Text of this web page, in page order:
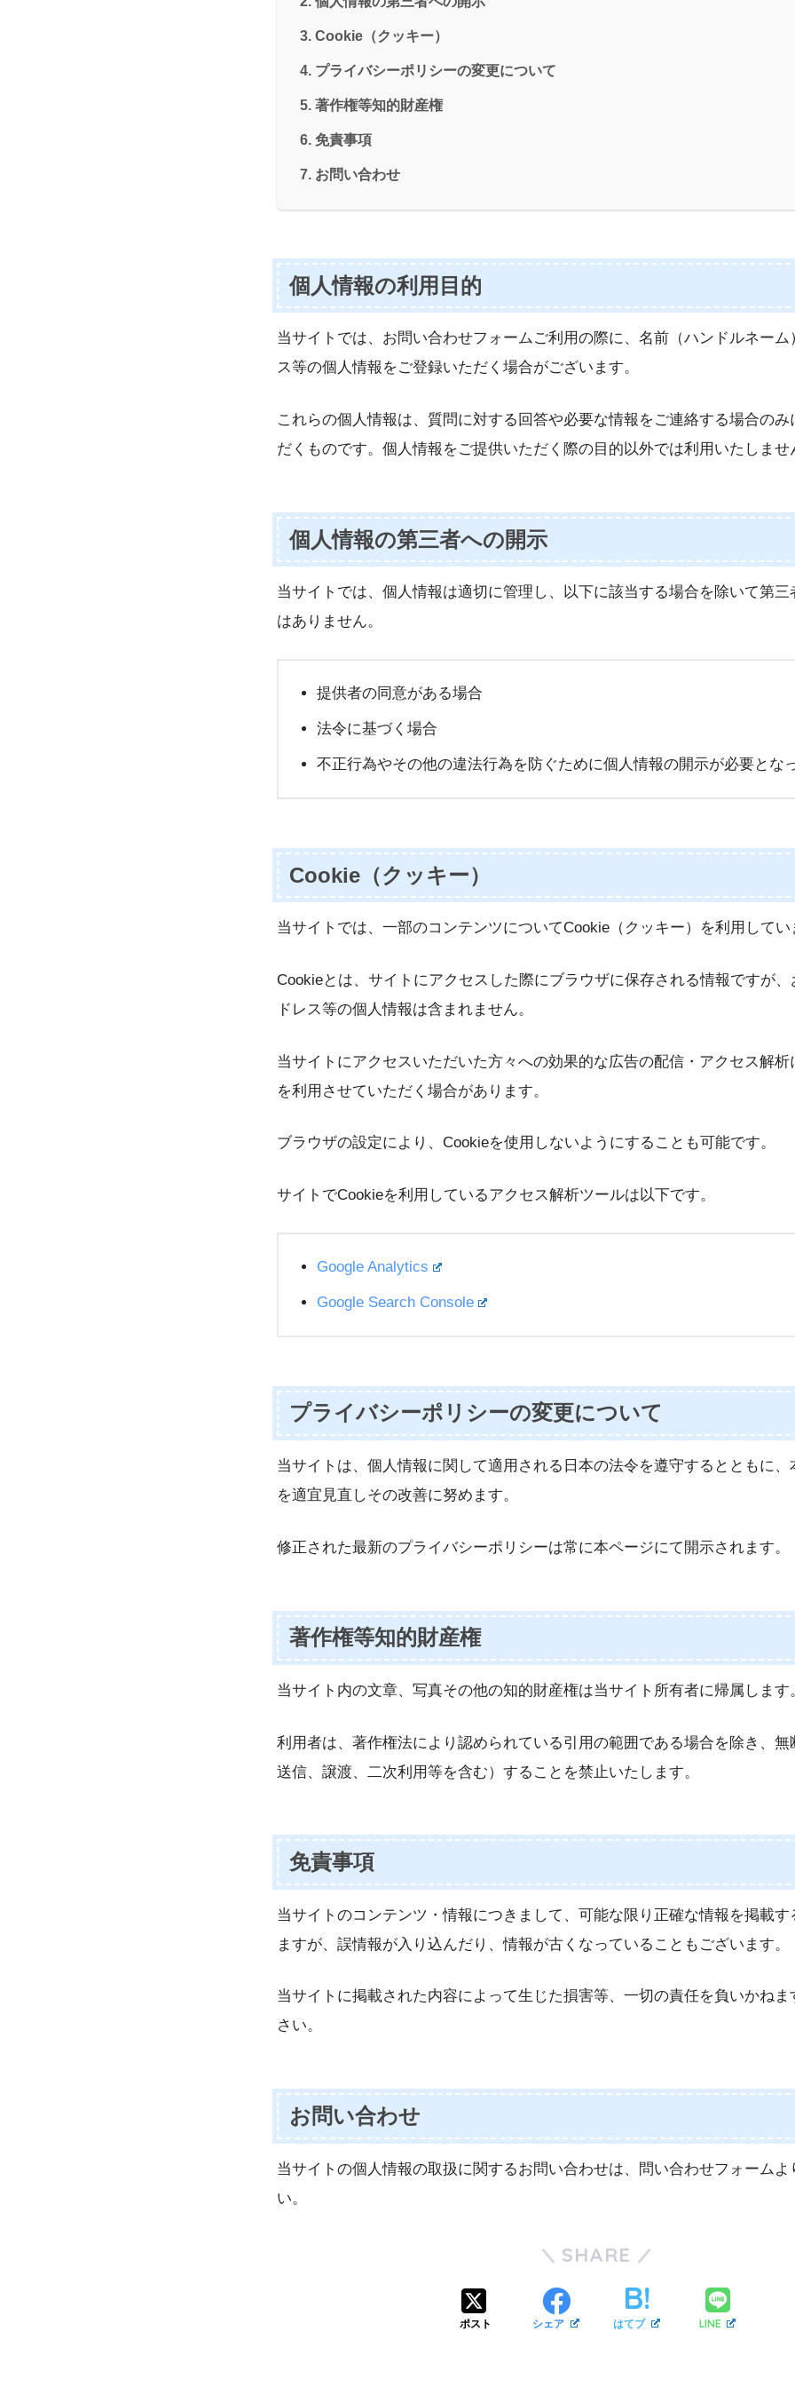
Cookie（クッキー）
プライバシーポリシーの変更について
著作権等知的財産権
免責事項
お問い合わせ
個人情報の利用目的
当サイトでは、お問い合わせフォームご利用の際に、名前（ハンドルネーム
ス等の個人情報をご登録いただく場合がございます。
これらの個人情報は、質問に対する回答や必要な情報をご連絡する場合のみ
だくものです。個人情報をご提供いただく際の目的以外では利用いたしませ
個人情報の第三者への開示
当サイトでは、個人情報は適切に管理し、以下に該当する場合を除いて第三
はありません。
提供者の同意がある場合
法令に基づく場合
不正行為やその他の違法行為を防ぐために個人情報の開示が必要とな
Cookie（クッキー）
当サイトでは、一部のコンテンツについてCookie（クッキー）を利用してい
Cookieとは、サイトにアクセスした際にブラウザに保存される情報ですが
ドレス等の個人情報は含まれません。
当サイトにアクセスいただいた方々への効果的な広告の配信・アクセス解析
を利用させていただく場合があります。
ブラウザの設定により、Cookieを使用しないようにすることも可能です。
サイトでCookieを利用しているアクセス解析ツールは以下です。
Google Analytics
Google Search Console
プライバシーポリシーの変更について
当サイトは、個人情報に関して適用される日本の法令を遵守するとともに、
を適宜見直しその改善に努めます。
修正された最新のプライバシーポリシーは常に本ページにて開示されます。
著作権等知的財産権
当サイト内の文章、写真その他の知的財産権は当サイト所有者に帰属します
利用者は、著作権法により認められている引用の範囲である場合を除き、無
送信、譲渡、二次利用等を含む）することを禁止いたします。
免責事項
当サイトのコンテンツ・情報につきまして、可能な限り正確な情報を掲載す
ますが、誤情報が入り込んだり、情報が古くなっていることもございます。
当サイトに掲載された内容によって生じた損害等、一切の責任を負いかね
さい。
お問い合わせ
当サイトの個人情報の取扱に関するお問い合わせは、問い合わせフォームよ
い。
SHARE
ポスト シェア はてブ LINE